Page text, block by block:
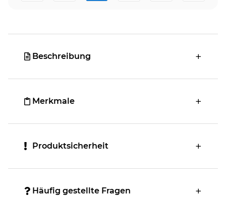
Beschreibung
Merkmale
Produktsicherheit
Häufig gestellte Fragen